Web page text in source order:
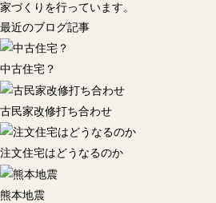
家づくりを行っています。
最近のブログ記事
中古住宅？
古民家改修打ち合わせ
注文住宅はどうなるのか
熊本地震